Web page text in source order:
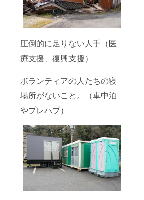
圧倒的に足りない人手（医
療支援、復興支援）
ボランティアの人たちの寝
場所がないこと。（車中泊
やプレハブ）